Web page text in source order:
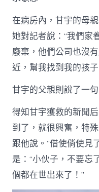
在病房內，甘宇的母
她對記者說：“我們家
廢棄，他們公司也沒
近，幫我找到我的孩子
甘宇的父親則說了一
得知甘宇獲救的新聞
到了，就很興奮，特
跟他說。”借使倘使見
是：“小伙子，不要忘
個都在世出來了！”